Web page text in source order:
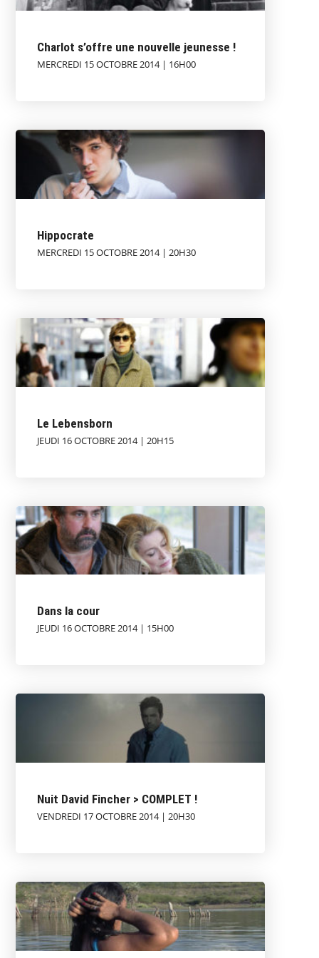
Charlot s’offre une nouvelle jeunesse !
MERCREDI 15 OCTOBRE 2014 | 16H00
Hippocrate
MERCREDI 15 OCTOBRE 2014 | 20H30
Le Lebensborn
JEUDI 16 OCTOBRE 2014 | 20H15
Dans la cour
JEUDI 16 OCTOBRE 2014 | 15H00
Nuit David Fincher > COMPLET !
VENDREDI 17 OCTOBRE 2014 | 20H30